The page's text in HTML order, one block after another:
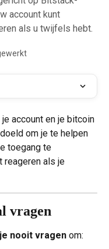
account kunt
als u twijfels hebt.
account en je bitcoin
om je te helpen
toegang te
reageren als je
vragen
nooit vragen om: